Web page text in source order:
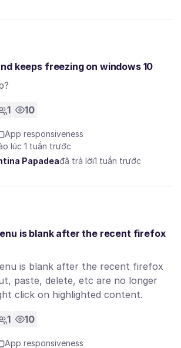
keeps freezing on windows 10
1 10
App responsiveness
lúc 1 tuần trước
Papadeađã trả lời1 tuần trước
is blank after the recent firefox
is blank after the recent firefox
paste, delete, etc are no longer
click on highlighted content.
1 10
App responsiveness